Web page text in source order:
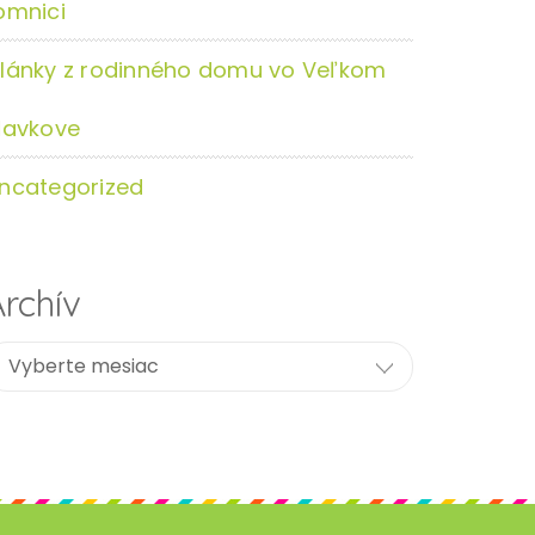
z rodinného domu vo Veľkom